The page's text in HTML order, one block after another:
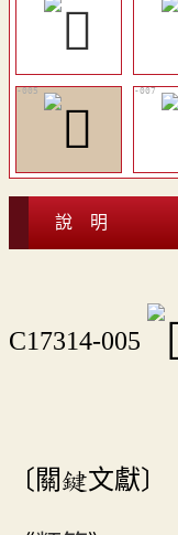
說 明
C17314-005
〔關鍵文獻〕